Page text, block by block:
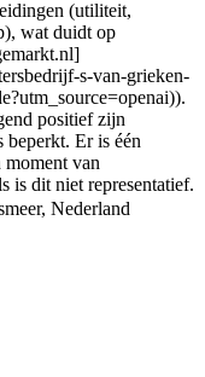
(utiliteit,
wat duidt op
s-van-grieken-
positief zijn
beperkt. Er is één
van
is dit niet representatief.
Nederland